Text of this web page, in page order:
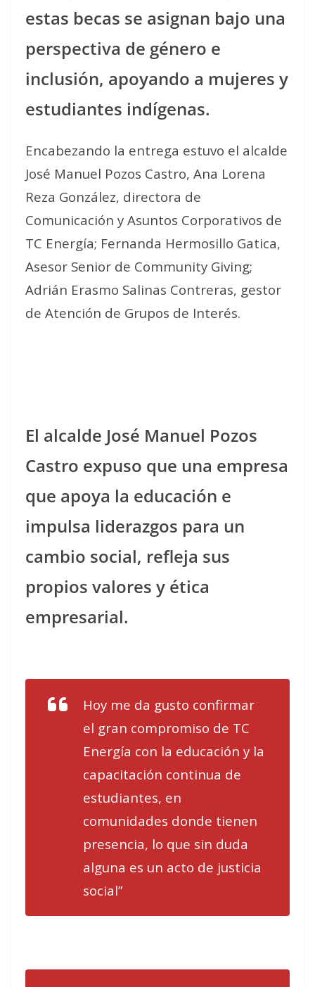
estas becas se asignan bajo una
perspectiva de género e
inclusión, apoyando a mujeres y
estudiantes indígenas.
Encabezando la entrega estuvo el alcalde
José Manuel Pozos Castro, Ana Lorena
Reza González, directora de
Comunicación y Asuntos Corporativos de
TC Energía; Fernanda Hermosillo Gatica,
Asesor Senior de Community Giving;
Adrián Erasmo Salinas Contreras, gestor
de Atención de Grupos de Interés.
El alcalde José Manuel Pozos
Castro expuso que una empresa
que apoya la educación e
impulsa liderazgos para un
cambio social, refleja sus
propios valores y ética
empresarial.
Hoy me da gusto confirmar
el gran compromiso de TC
Energía con la educación y la
capacitación continua de
estudiantes, en
comunidades donde tienen
presencia, lo que sin duda
alguna es un acto de justicia
social”